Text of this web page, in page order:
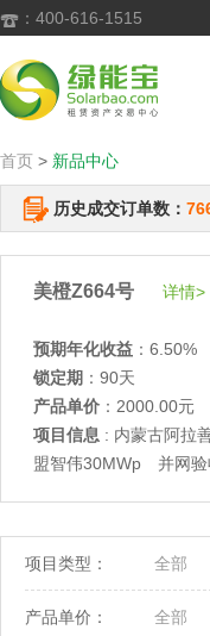
 ：400-616-1515
首页 > 新品中心
历史成交订单数：
美橙Z664号 详情>
预期年化收益 ：6.50%
锁定期 ：90天
产品单价 ：2000.00元
项目信息 : 内蒙古阿拉
盟智伟30MWp 并网验
项目类型： 全部
产品单价： 全部